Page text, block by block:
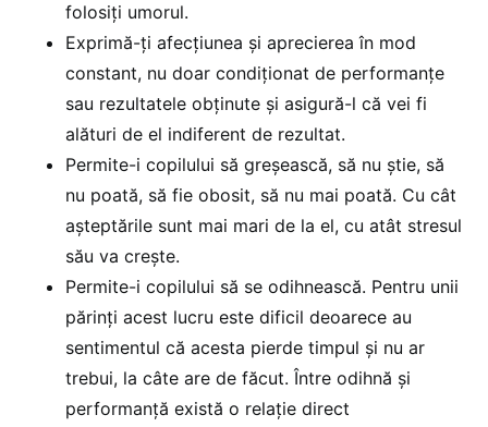
folosiţi umorul.
Exprimă-ți afecţiunea şi aprecierea în mod
constant, nu doar condiţionat de performanţe
sau rezultatele obținute și asigură-l că vei fi
alături de el indiferent de rezultat.
Permite-i copilului să greşească, să nu ştie, să
nu poată, să fie obosit, să nu mai poată. Cu cât
aşteptările sunt mai mari de la el, cu atât stresul
său va creşte.
Permite-i copilului să se odihnească. Pentru unii
părinţi acest lucru este dificil deoarece au
sentimentul că acesta pierde timpul şi nu ar
trebui, la câte are de făcut. Între odihnă şi
performanță există o relaţie direct